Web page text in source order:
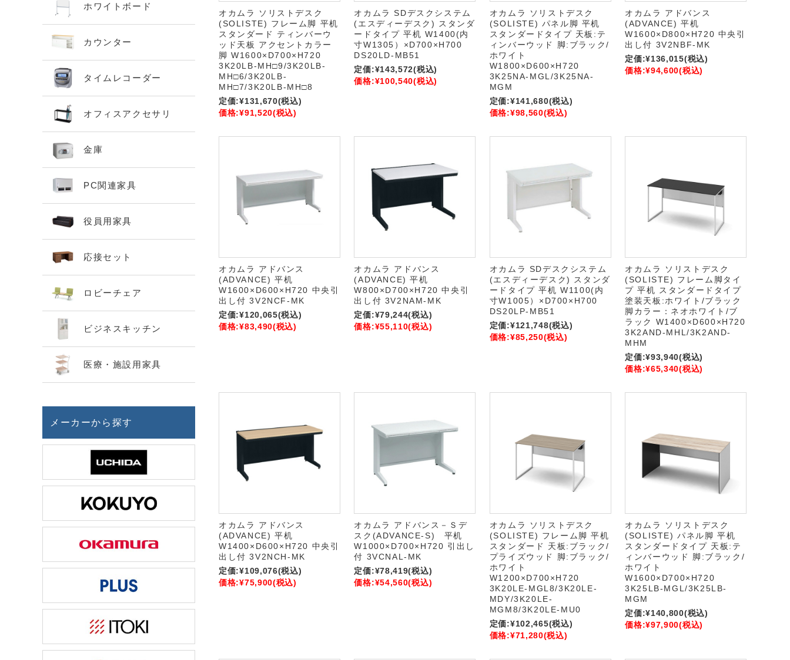
オカムラ ソリストデスク
(SOLISTE) フレーム脚 平机
スタンダード ティンバーウ
ッド天板 アクセントカラー
脚 W1600×D700×H720
3K20LB-MH□9/3K20LB-
MH□6/3K20LB-
MH□7/3K20LB-MH□8
定価:¥131,670(税込)
価格:¥91,520(税込)
オカムラ SDデスクシステム
(エスディーデスク) スタンダ
ードタイプ 平机 W1400(内
寸W1305）×D700×H700
DS20LD-MB51
定価:¥143,572(税込)
価格:¥100,540(税込)
オカムラ ソリストデスク
(SOLISTE) パネル脚 平机
スタンダードタイプ 天板:テ
ィンバーウッド 脚:ブラック/
ホワイト
W1800×D600×H720
3K25NA-MGL/3K25NA-
MGM
定価:¥141,680(税込)
価格:¥98,560(税込)
オカムラ アドバンス
(ADVANCE) 平机
W1600×D800×H720 中央引
出し付 3V2NBF-MK
定価:¥136,015(税込)
価格:¥94,600(税込)
オカムラ アドバンス
(ADVANCE) 平机
W1600×D600×H720 中央引
出し付 3V2NCF-MK
定価:¥120,065(税込)
価格:¥83,490(税込)
オカムラ アドバンス
(ADVANCE) 平机
W800×D700×H720 中央引
出し付 3V2NAM-MK
定価:¥79,244(税込)
価格:¥55,110(税込)
オカムラ SDデスクシステム
(エスディーデスク) スタンダ
ードタイプ 平机 W1100(内
寸W1005）×D700×H700
DS20LP-MB51
定価:¥121,748(税込)
価格:¥85,250(税込)
オカムラ ソリストデスク
(SOLISTE) フレーム脚タイ
プ 平机 スタンダードタイプ
塗装天板:ホワイト/ブラック
脚カラー：ネオホワイト/ブ
ラック W1400×D600×H720
3K2AND-MHL/3K2AND-
MHM
定価:¥93,940(税込)
価格:¥65,340(税込)
オカムラ アドバンス
(ADVANCE) 平机
W1400×D600×H720 中央引
出し付 3V2NCH-MK
定価:¥109,076(税込)
価格:¥75,900(税込)
オカムラ アドバンス－Ｓデ
スク(ADVANCE-S) 平机
W1000×D700×H720 引出し
付 3VCNAL-MK
定価:¥78,419(税込)
価格:¥54,560(税込)
オカムラ ソリストデスク
(SOLISTE) フレーム脚 平机
スタンダード 天板:ブラック/
プライズウッド 脚:ブラック/
ホワイト
W1200×D700×H720
3K20LE-MGL8/3K20LE-
MDY/3K20LE-
MGM8/3K20LE-MU0
定価:¥102,465(税込)
価格:¥71,280(税込)
オカムラ ソリストデスク
(SOLISTE) パネル脚 平机
スタンダードタイプ 天板:テ
ィンバーウッド 脚:ブラック/
ホワイト
W1600×D700×H720
3K25LB-MGL/3K25LB-
MGM
定価:¥140,800(税込)
価格:¥97,900(税込)
ホワイトボード
カウンター
タイムレコーダー
オフィスアクセサリ
金庫
PC関連家具
役員用家具
応接セット
ロビーチェア
ビジネスキッチン
医療・施設用家具
メーカーから探す